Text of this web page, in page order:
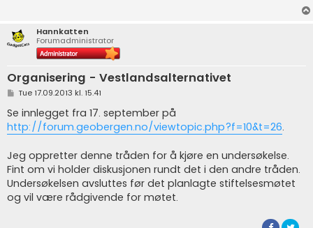
Hannkatten
Forumadministrator
Organisering - Vestlandsalternativet
P
s
t
Tue 17.09.2013 kl. 15.41
Se innlegget fra 17. september på
http://forum.geobergen.no/viewtopic.php?f=10&t=26.
Jeg oppretter denne tråden for å kjøre en undersøkelse.
Fint om vi holder diskusjonen rundt det i den andre tråden.
Undersøkelsen avsluttes før det planlagte stiftelsesmøtet
og vil være rådgivende for møtet.